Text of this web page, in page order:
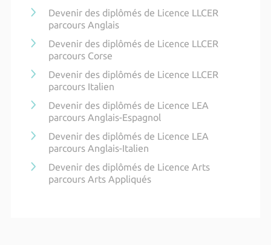
Devenir des diplômés de Licence LLCER
parcours Anglais
Devenir des diplômés de Licence LLCER
parcours Corse
Devenir des diplômés de Licence LLCER
parcours Italien
Devenir des diplômés de Licence LEA
parcours Anglais-Espagnol
Devenir des diplômés de Licence LEA
parcours Anglais-Italien
Devenir des diplômés de Licence Arts
parcours Arts Appliqués